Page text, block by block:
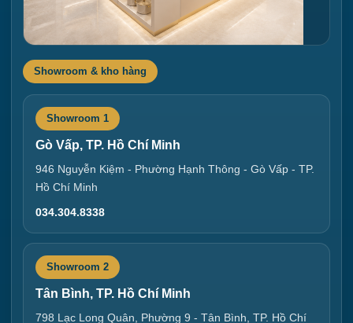
Showroom & kho hàng
Showroom 1
Gò Vấp, TP. Hồ Chí Minh
946 Nguyễn Kiệm - Phường Hạnh Thông - Gò Vấp - TP.
Hồ Chí Minh
034.304.8338
Showroom 2
Tân Bình, TP. Hồ Chí Minh
798 Lạc Long Quân, Phường 9 - Tân Bình, TP. Hồ Chí